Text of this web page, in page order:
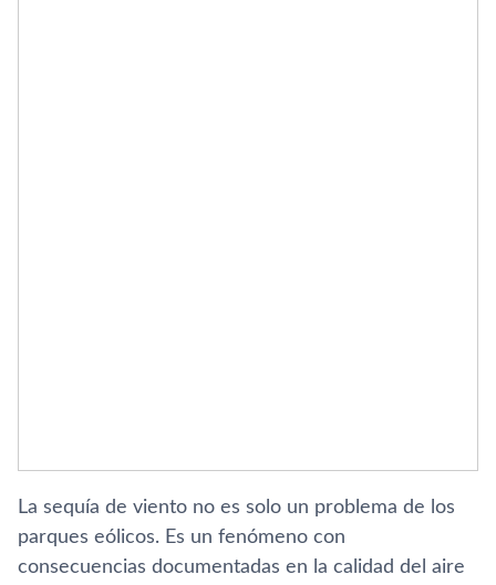
La sequía de viento no es solo un problema de los
parques eólicos. Es un fenómeno con
consecuencias documentadas en la calidad del aire